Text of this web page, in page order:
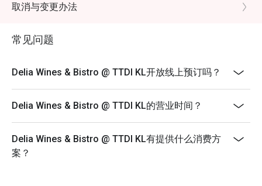
NOT for takeaway.
in your reservation, not more. If your party size changes
please edit your reservation. If you arrive with more
both your table and discount altogether.
- Seating preference is subject to restaurant's
discretion. The restaurant may ask you to wait during
peak hour.
- Please show your reservation code upon arrival.
- Deposit of RM150 is required for bookings with more
取消与变更办法
常见问题
Delia Wines & Bistro @ TTDI KL开放线上预订吗？
Delia Wines & Bistro @ TTDI KL的营业时间？
Delia Wines & Bistro @ TTDI KL有提供什么消费方
案？